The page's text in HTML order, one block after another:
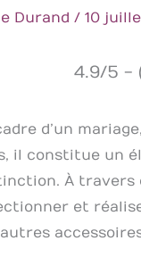
Durand / 10
4.9/5 -
d’un
il constitue un
À travers
et